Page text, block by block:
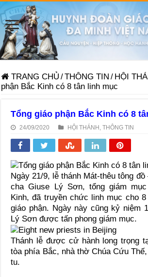
TRANG CHỦ /THÔNG TIN / HỘI
phận Bắc Kinh có 8 tân linh mục
Tổng giáo phận Bắc Kinh có 8
24/09/2020 HỘI THÁNH ,THÔNG TIN
Ngày 21/9, lễ thánh Mát-thêu tông
cha Giuse Lý Sơn, tổng giám
Kinh, đã truyền chức linh mục cho
giáo phận. Ngày này cũng kỷ niệm
Lý Sơn được tấn phong giám mục.
Thánh lễ được cử hành long trọng
tòa phía Bắc, nhà thờ Chúa Cứu
tu.